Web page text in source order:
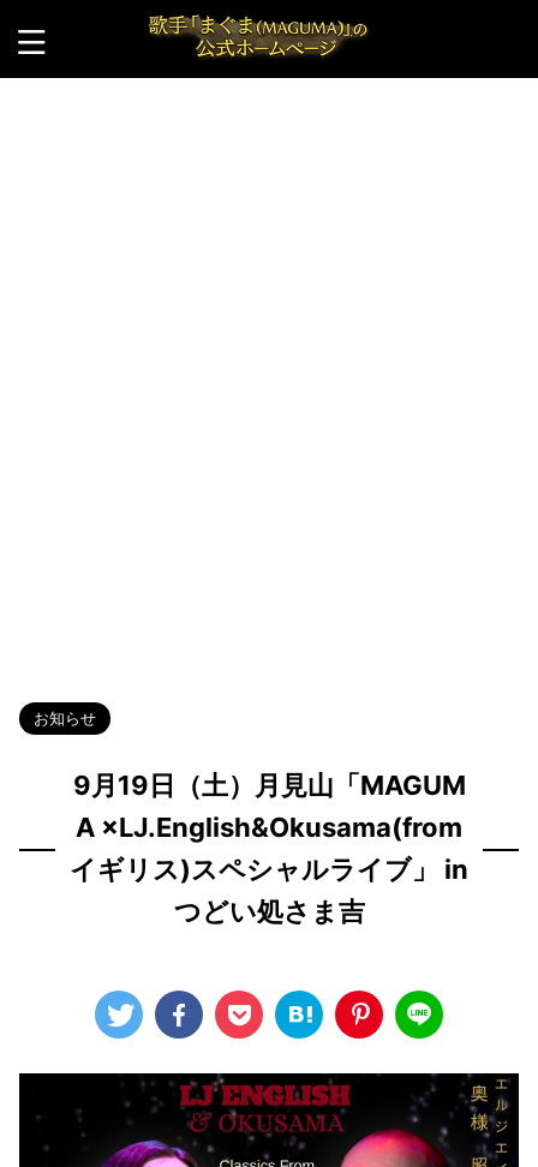
お知らせ
9月19日（土）月見山「MAGUM
A ×LJ.English&Okusama(from
イギリス)スペシャルライブ」 in
つどい処さま吉